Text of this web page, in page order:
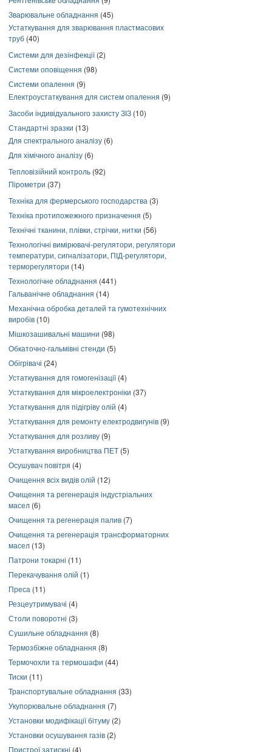
Зварювальне обладнання (45)
Устаткування для зварювання пластмасових
труб (40)
Системи для дезінфекції(2)
Системи оповіщення (98)
Системи опалення (9)
Електроустаткування для систем опалення (9)
Засоби індивідуального захисту ЗІЗ (10)
Стандартні зразки (13)
Для спектрального аналізу (6)
Для хімічного аналізу (6)
Тепловізійний контроль (92)
Пірометри (37)
Техніка для фермерського господарства (3)
Техніка протипожежного призначення (5)
Технічні тканини, плівки, стрічки, нитки (56)
Технологічні вимірювачі-регулятори, регулятори
температури, сигналізатори, ПІД-регулятори,
терморегулятори (14)
Технологічне обладнання (441)
Гальванічне обладнання (14)
Механічна обробка деталей та гумотехнічних
виробів (10)
Мішкозашивальні машини (98)
Обкаточно-гальмівні стенди (5)
Обігрівачі (24)
Устаткування для гомогенізації(4)
Устаткування для мікроелектроніки (37)
Устаткування для підігріву олій (4)
Устаткування для ремонту електродвигунів (9)
Устаткування для розливу (9)
Устаткування виробництва ПЕТ (5)
Осушувач повітря (4)
Очищення всіх видів олій (12)
Очищення та регенерація індустріальних
масел (6)
Очищення та регенерація палив (7)
Очищення та регенерація трансформаторних
масел (13)
Патрони токарні (11)
Перекачування олій (1)
Преса (11)
Резцеутримувачі (4)
Столи поворотні (3)
Сушильне обладнання (8)
Термозбіжне обладнання (8)
Термочохли та термошафи (44)
Тиски (11)
Транспортувальне обладнання (33)
Укупорювальне обладнання (7)
Установки модифікації бітуму (2)
Установки осушування газів (2)
Пристрої затискні (4)